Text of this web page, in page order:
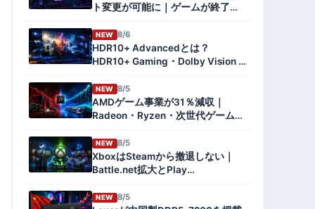
ト変更が可能に｜ゲームが終了す
参加方法を解説【2026年版】
NEW 8/6
HDR10+ Advancedとは？
HDR10+ Gaming・Dolby Vision 2
【2026年版】
NEW 8/5
AMDゲーム事業が31％減収｜
Radeon・Ryzen・次世代ゲーム機
解説【2026年8月】
NEW 8/5
XboxはSteamから撤退しない｜
Battle.net拡大とPlay
いを検証
NEW 8/5